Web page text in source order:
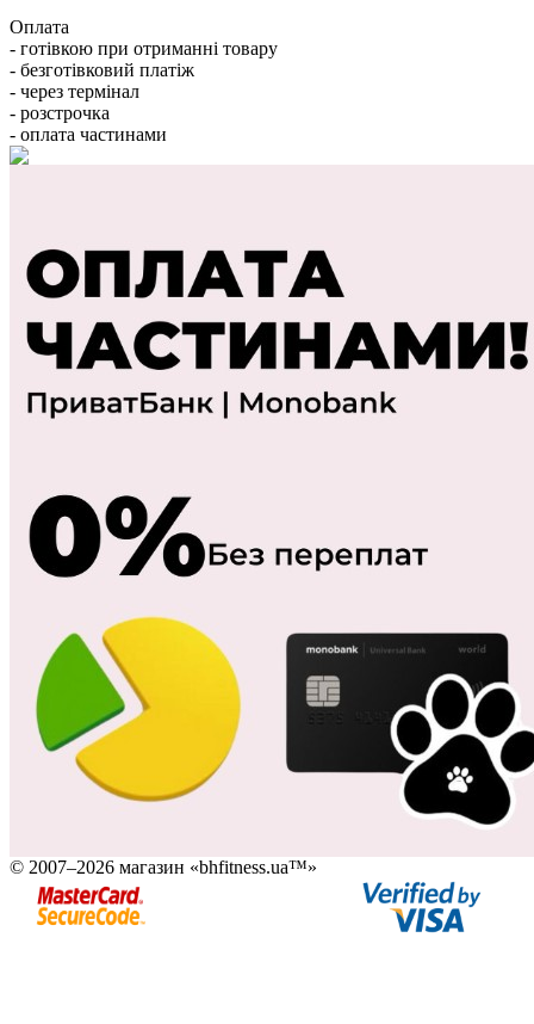
Оплата
- готівкою при отриманні товару
- безготівковий платіж
- через термінал
- розстрочка
- оплата частинами
© 2007–2026 магазин «bhfitness.ua™»